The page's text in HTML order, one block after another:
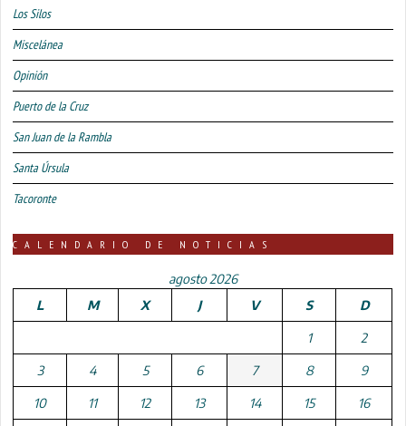
Los Silos
Miscelánea
Opinión
Puerto de la Cruz
San Juan de la Rambla
Santa Úrsula
Tacoronte
CALENDARIO DE NOTICIAS
agosto 2026
L
M X J V S D
1 2
3 4 5 6 7 8 9
10 11 12 13 14 15 16